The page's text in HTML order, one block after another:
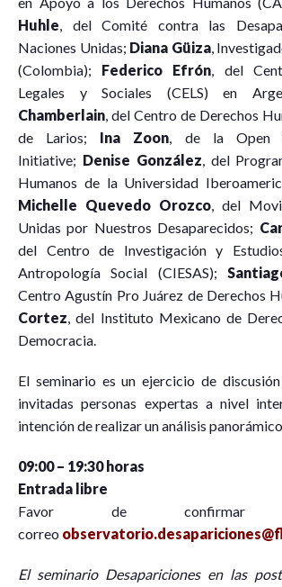
Huhle, del Comité contra las
Naciones Unidas; Diana Güiza,
(Colombia); Federico Efrón, del
Legales y Sociales (CELS) en
Chamberlain, del Centro de Derechos
de Larios; Ina Zoon, de la Open
Initiative; Denise González, del
Humanos de la Universidad
Michelle Quevedo Orozco, del
Unidas por Nuestros Desaparecidos;
del Centro de Investigación y
Antropología Social (CIESAS);
Centro Agustín Pro Juárez de Derechos
Cortez, del Instituto Mexicano de
Democracia.
El seminario es un ejercicio de
invitadas personas expertas a nivel
intención de realizar un análisis
09:00 – 19:30 horas
Entrada libre
Favor de
correo
El seminario Desapariciones en las